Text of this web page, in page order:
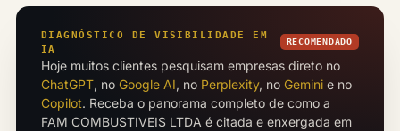
DIAGNÓSTICO DE VISIBILIDADE EM
IA
RECOMENDADO
Hoje muitos clientes pesquisam empresas direto no
ChatGPT, no Google AI, no Perplexity, no Gemini e no
Copilot. Receba o panorama completo de como a
FAM COMBUSTIVEIS LTDA é citada e enxergada em